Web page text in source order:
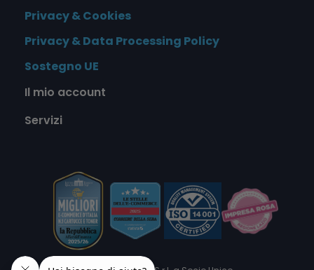
Privacy & Cookies
Privacy & Data Processing Policy
Sostegno UE
Il mio account
Servizi